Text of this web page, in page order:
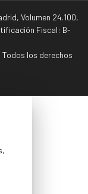
Volumen 24.100,
Fiscal: B-
los derechos